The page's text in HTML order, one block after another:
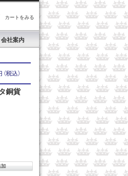
カートをみる
会社案内
銅貨